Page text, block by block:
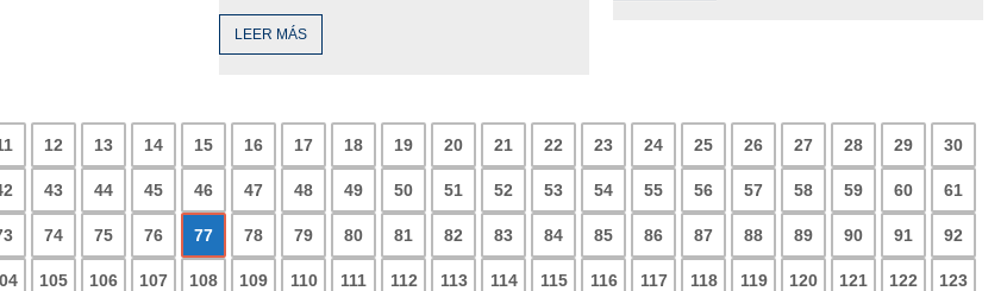
LEER MÁS
12 13 14 15 16 17 18 19 20 21 22 23 24 25 26 27 28 29 30
43 44 45 46 47 48 49 50 51 52 53 54 55 56 57 58 59 60 61
74 75 76 77 78 79 80 81 82 83 84 85 86 87 88 89 90 91 92
105 106 107 108 109 110 111 112 113 114 115 116 117 118 119 120 121 122 123